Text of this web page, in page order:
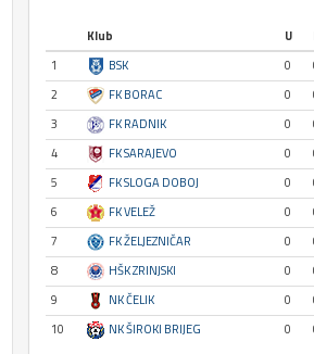
Klub U
1
BSK 0
2
FK BORAC 0
3
FK RADNIK 0
4
FK SARAJEVO 0
5
FK SLOGA DOBOJ 0
6
FK VELEŽ 0
7
FK ŽELJEZNIČAR 0
8
HŠK ZRINJSKI 0
9
NK ČELIK 0
10
NK ŠIROKI BRIJEG 0